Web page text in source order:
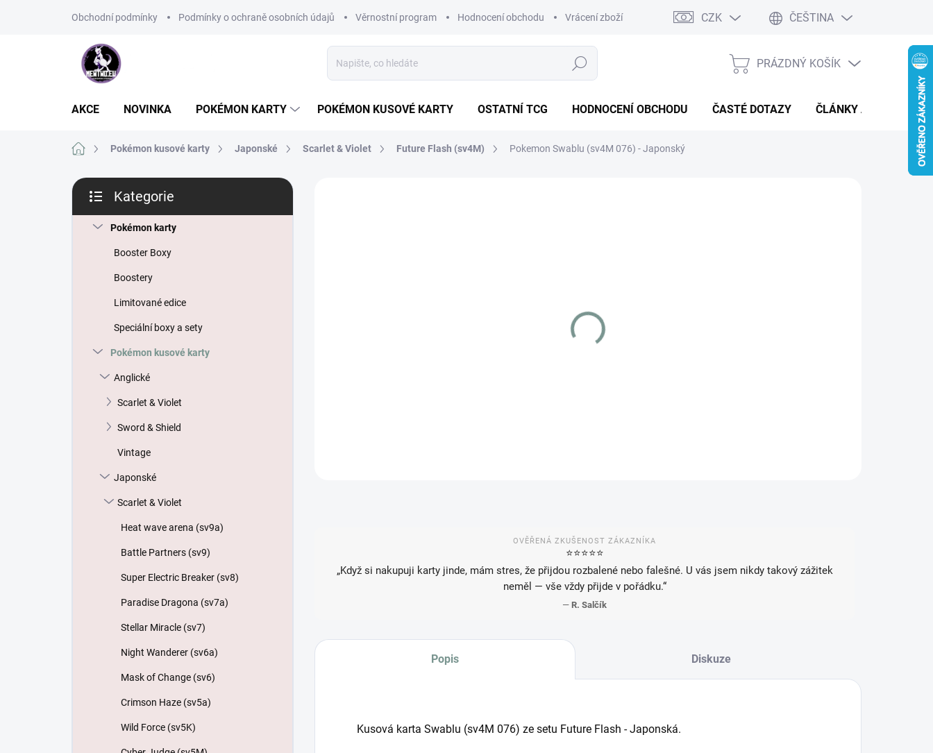
Obchodní podmínky Podmínky o ochraně osobních údajů Věrnostní program Hodnocení obchodu Vrácení zboží a reklamace Kontaktní formulář
CZK ČEŠTINA
Hledat
NÁKUPNÍ
PRÁZDNÝ KOŠÍK
AKCE NOVINKA POKÉMON KARTY POKÉMON KUSOVÉ KARTY OSTATNÍ TCG HODNOCENÍ OBCHODU ČASTÉ DOTAZY ČLÁNKY A NOVINKY
Domů Pokémon kusové karty Japonské Scarlet & Violet Future Flash (sv4M) Pokemon Swablu (sv4M 076) - Japonský
P
s
kategorie
Kategorie
Pokémon karty
Booster Boxy
Boostery
Limitované edice
Speciální boxy a sety
Pokémon kusové karty
Anglické
Scarlet & Violet
Sword & Shield
Vintage
Japonské
Scarlet & Violet
Heat wave arena (sv9a)
Battle Partners (sv9)
Super Electric Breaker (sv8)
Paradise Dragona (sv7a)
Stellar Miracle (sv7)
Night Wanderer (sv6a)
Mask of Change (sv6)
Crimson Haze (sv5a)
Wild Force (sv5K)
MOŽNOSTI DORUČENÍ
OVĚŘENÁ ZKUŠENOST ZÁKAZNÍKA
⭐️⭐️⭐️⭐️⭐️
„Když si nakupuji karty jinde, mám stres, že přijdou rozbalené nebo falešné. U vás jsem nikdy takový zážitek
neměl — vše vždy přijde v pořádku.“
— R. Salčík
Popis Diskuze
Kusová karta Swablu (sv4M 076) ze setu Future Flash - Japonská.